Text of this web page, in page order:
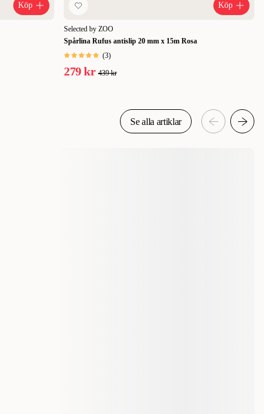
Köp Köp
Selected by ZOO
Spårlina Rufus antislip 20 mm x 15m Rosa
(3)
279 kr 439 kr
Se alla artiklar